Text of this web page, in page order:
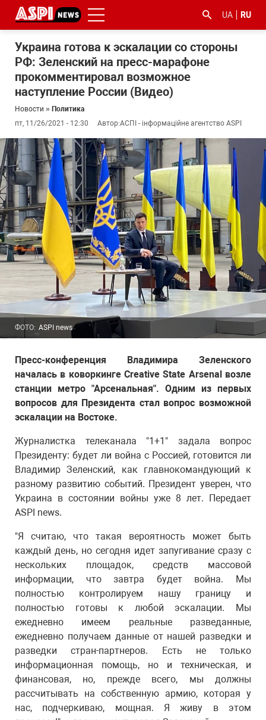
UA RU
Украина готова к эскалации со стороны
РФ: Зеленский на пресс-марафоне
прокомментировал возможное
наступление России (Видео)
Новости » Политика
пт, 11/26/2021 - 12:30
Автор:АСПІ - інформаційне агентство ASPI
ФОТО: ASPI news
Пресс-конференция Владимира Зеленского
началась в коворкинге Creative State Arsenal возле
станции метро "Арсенальная". Одним из первых
вопросов для Президента стал вопрос возможной
эскалации на Востоке.
Журналистка телеканала "1+1" задала вопрос
Президенту: будет ли война с Россией, готовится ли
Владимир Зеленский, как главнокомандующий к
разному развитию событий. Президент уверен, что
Украина в состоянии войны уже 8 лет. Передает
ASPI news.
"Я считаю, что такая вероятность может быть
каждый день, но сегодня идет запугивание сразу с
нескольких площадок, средств массовой
информации, что завтра будет война. Мы
полностью контролируем нашу границу и
полностью готовы к любой эскалации. Мы
ежедневно имеем реальные разведанные,
ежедневно получаем данные от нашей разведки и
разведки стран-партнеров. Есть не только
информационная помощь, но и техническая, и
финансовая, но, прежде всего, мы должны
рассчитывать на собственную армию, которая у
нас, подчеркиваю, мощная. Я живу в этом
з
корупцією